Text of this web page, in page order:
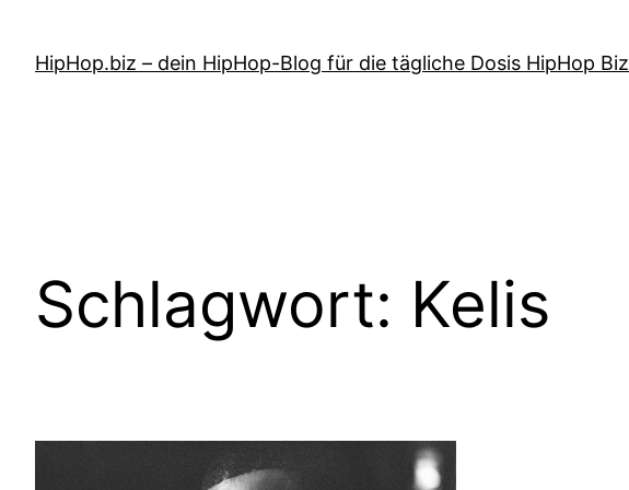
springen
HipHop.biz – dein HipHop-Blog für die tägliche Dosis HipHop Biz
Schlagwort: Kelis